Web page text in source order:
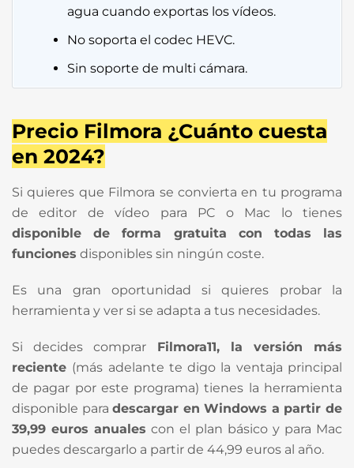
agua cuando exportas los vídeos.
No soporta el codec HEVC.
Sin soporte de multi cámara.
Precio Filmora ¿Cuánto cuesta
en 2024?
Si quieres que Filmora se convierta en tu programa
de editor de vídeo para PC o Mac lo tienes
disponible de forma gratuita con todas las
funciones disponibles sin ningún coste.
Es una gran oportunidad si quieres probar la
herramienta y ver si se adapta a tus necesidades.
Si decides comprar Filmora11, la versión más
reciente (más adelante te digo la ventaja principal
de pagar por este programa) tienes la herramienta
disponible paradescargar en Windows a partir de
39,99 euros anuales con el plan básico y para Mac
puedes descargarlo a partir de 44,99 euros al año.